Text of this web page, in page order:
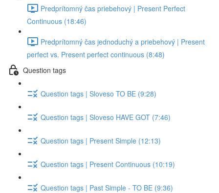
Predprítomný čas priebehový | Present Perfect
Continuous (18:46)
Predprítomný čas jednoduchý a priebehový | Present
perfect vs. Present perfect continuous (8:48)
Question tags
Question tags | Sloveso TO BE (9:28)
Question tags | Sloveso HAVE GOT (7:46)
Question tags | Present Simple (12:13)
Question tags | Present Continuous (10:19)
Question tags | Past Simple - TO BE (9:36)